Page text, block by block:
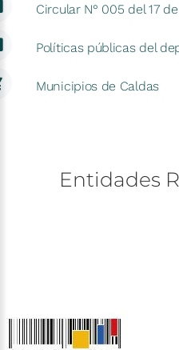
Circular N° 005 del 17
Políticas públicas del
Municipios de Caldas
Entidades